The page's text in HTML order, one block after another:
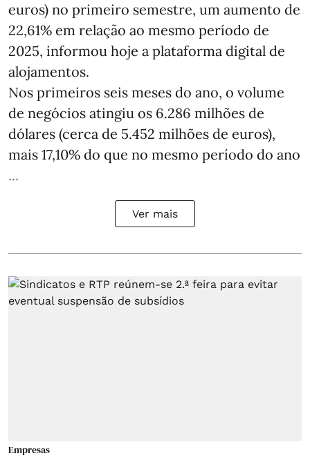
euros) no primeiro semestre, um aumento de
22,61% em relação ao mesmo período de
2025, informou hoje a plataforma digital de
alojamentos.
Nos primeiros seis meses do ano, o volume
de negócios atingiu os 6.286 milhões de
dólares (cerca de 5.452 milhões de euros),
mais 17,10% do que no mesmo período do ano
...
Ver mais
Empresas